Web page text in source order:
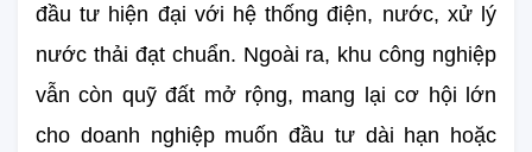
đầu tư hiện đại với hệ thống điện, nước, xử lý
nước thải đạt chuẩn. Ngoài ra, khu công nghiệp
vẫn còn quỹ đất mở rộng, mang lại cơ hội lớn
cho doanh nghiệp muốn đầu tư dài hạn hoặc